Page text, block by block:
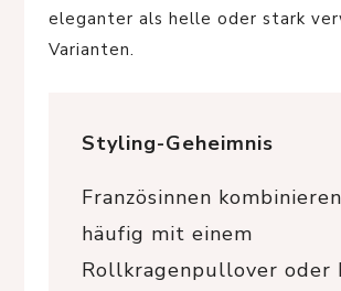
eleganter als helle oder stark
Varianten.
Styling-Geheimnis
Französinnen
häufig mit einem
Rollkragenpullover oder